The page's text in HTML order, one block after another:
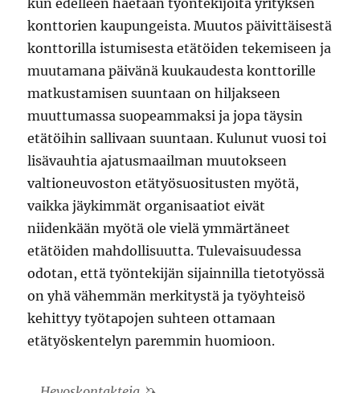
kun edelleen haetaan työntekijöitä yrityksen
konttorien kaupungeista. Muutos päivittäisestä
konttorilla istumisesta etätöiden tekemiseen ja
muutamana päivänä kuukaudesta konttorille
matkustamisen suuntaan on hiljakseen
muuttumassa suopeammaksi ja jopa täysin
etätöihin sallivaan suuntaan. Kulunut vuosi toi
lisävauhtia ajatusmaailman muutokseen
valtioneuvoston etätyösuositusten myötä,
vaikka jäykimmät organisaatiot eivät
niidenkään myötä ole vielä ymmärtäneet
etätöiden mahdollisuutta. Tulevaisuudessa
odotan, että työntekijän sijainnilla tietotyössä
on yhä vähemmän merkitystä ja työyhteisö
kehittyy työtapojen suhteen ottamaan
etätyöskentelyn paremmin huomioon.